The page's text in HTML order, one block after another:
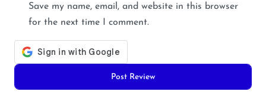
Save my name, email, and website in this browser
for the next time I comment.